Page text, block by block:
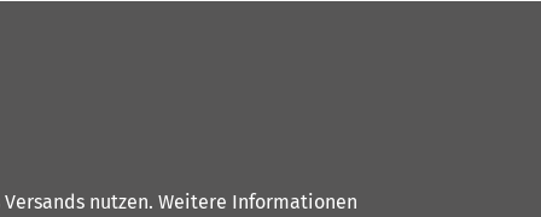
nutzen. Weitere Informationen